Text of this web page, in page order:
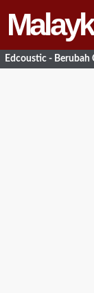
Edcoustic - Berubah